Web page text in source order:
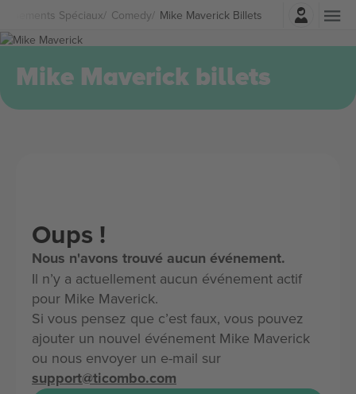
Spéciaux Comedy Mike Maverick Billets
Connexion
Mike Maverick billets
Oups !
Nous n'avons trouvé aucun événement.
Il n’y a actuellement aucun événement actif
pour Mike Maverick.
Si vous pensez que c’est faux, vous pouvez
ajouter un nouvel événement Mike Maverick
ou nous envoyer un e-mail sur
support@ticombo.com